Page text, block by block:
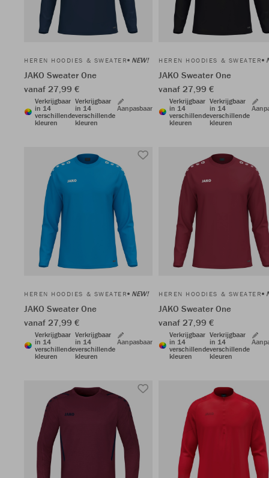
HEREN HOODIES & SWEATER NEW!
JAKO Sweater One
vanaf 27,99 €
Verkrijgbaar
in 14
verschillende
kleuren
Verkrijgbaar
in 14
verschillende
kleuren
Aanpasbaar
HEREN HOODIES & SWEATER
JAKO Sweater One
vanaf 27,99 €
Verkrijgbaar
in 14
verschillende
kleuren
Verkrijgbaar
in 14
verschillende
kleuren
HEREN HOODIES & SWEATER NEW!
JAKO Sweater One
vanaf 27,99 €
Verkrijgbaar
in 14
verschillende
kleuren
Verkrijgbaar
in 14
verschillende
kleuren
Aanpasbaar
HEREN HOODIES & SWEATER
JAKO Sweater One
vanaf 27,99 €
Verkrijgbaar
in 14
verschillende
kleuren
Verkrijgbaar
in 14
verschillende
kleuren